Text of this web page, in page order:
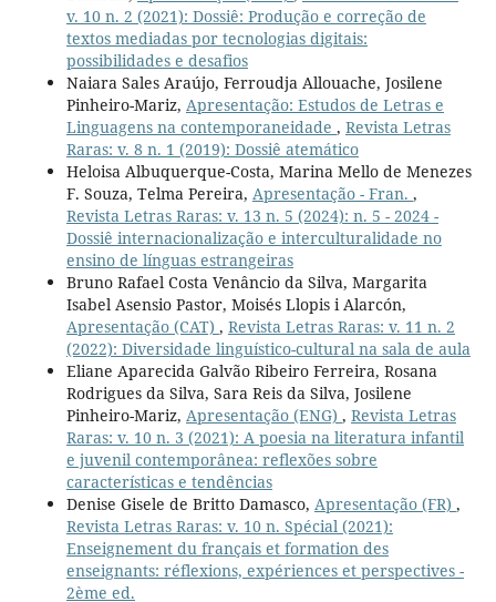
v. 10 n. 2 (2021): Dossiê: Produção e correção de
textos mediadas por tecnologias digitais:
possibilidades e desafios
Naiara Sales Araújo, Ferroudja Allouache, Josilene
Pinheiro-Mariz, Apresentação: Estudos de Letras e
Linguagens na contemporaneidade , Revista Letras
Raras: v. 8 n. 1 (2019): Dossiê atemático
Heloisa Albuquerque-Costa, Marina Mello de Menezes
F. Souza, Telma Pereira, Apresentação - Fran. ,
Revista Letras Raras: v. 13 n. 5 (2024): n. 5 - 2024 -
Dossiê internacionalização e interculturalidade no
ensino de línguas estrangeiras
Bruno Rafael Costa Venâncio da Silva, Margarita
Isabel Asensio Pastor, Moisés Llopis i Alarcón,
Apresentação (CAT) , Revista Letras Raras: v. 11 n. 2
(2022): Diversidade linguístico-cultural na sala de aula
Eliane Aparecida Galvão Ribeiro Ferreira, Rosana
Rodrigues da Silva, Sara Reis da Silva, Josilene
Pinheiro-Mariz, Apresentação (ENG) , Revista Letras
Raras: v. 10 n. 3 (2021): A poesia na literatura infantil
e juvenil contemporânea: reflexões sobre
características e tendências
Denise Gisele de Britto Damasco, Apresentação (FR) ,
Revista Letras Raras: v. 10 n. Spécial (2021):
Enseignement du français et formation des
enseignants: réflexions, expériences et perspectives -
2ème ed.